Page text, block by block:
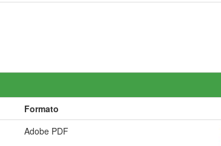
Formato
Adobe PDF